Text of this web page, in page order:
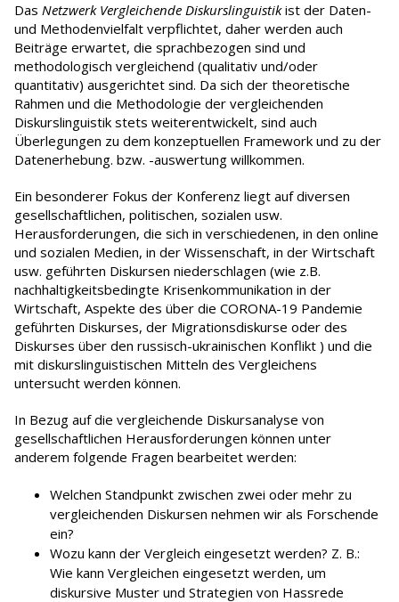
Das Netzwerk Vergleichende Diskurslinguistikist der Daten-
und Methodenvielfalt verpflichtet, daher werden auch
Beiträge erwartet, die sprachbezogen sind und
methodologisch vergleichend (qualitativ und/oder
quantitativ) ausgerichtet sind. Da sich der theoretische
Rahmen und die Methodologie der vergleichenden
Diskurslinguistik stets weiterentwickelt, sind auch
Überlegungen zu dem konzeptuellen Framework und zu der
Datenerhebung. bzw. -auswertung willkommen.
Ein besonderer Fokus der Konferenz liegt auf diversen
gesellschaftlichen, politischen, sozialen usw.
Herausforderungen, die sich in verschiedenen, in den online
und sozialen Medien, in der Wissenschaft, in der Wirtschaft
usw. geführten Diskursen niederschlagen (wie z.B.
nachhaltigkeitsbedingte Krisenkommunikation in der
Wirtschaft, Aspekte des über die CORONA-19 Pandemie
geführten Diskurses, der Migrationsdiskurse oder des
Diskurses über den russisch-ukrainischen Konflikt ) und die
mit diskurslinguistischen Mitteln des Vergleichens
untersucht werden können.
In Bezug auf die vergleichende Diskursanalyse von
gesellschaftlichen Herausforderungen können unter
anderem folgende Fragen bearbeitet werden:
Welchen Standpunkt zwischen zwei oder mehr zu
vergleichenden Diskursen nehmen wir als Forschende
ein?
Wozu kann der Vergleich eingesetzt werden? Z. B.:
Wie kann Vergleichen eingesetzt werden, um
diskursive Muster und Strategien von Hassrede